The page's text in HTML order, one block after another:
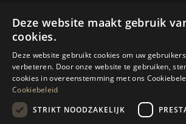
Centro de Negocios Puerta de Banus
Edificio B, Local 11
+34 952 766 950
info@drumelia.com
Linkedin Youtube
Deze website maakt gebruik
cookies.
Deze website gebruikt cookies om uw
verbeteren. Door onze website te gebruiken,
cookies in overeenstemming met ons
Cookiebeleid
STRIKT NOODZAKELIJK